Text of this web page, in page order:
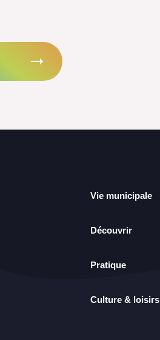
Vie municipale
Découvrir
Pratique
Culture & loisirs